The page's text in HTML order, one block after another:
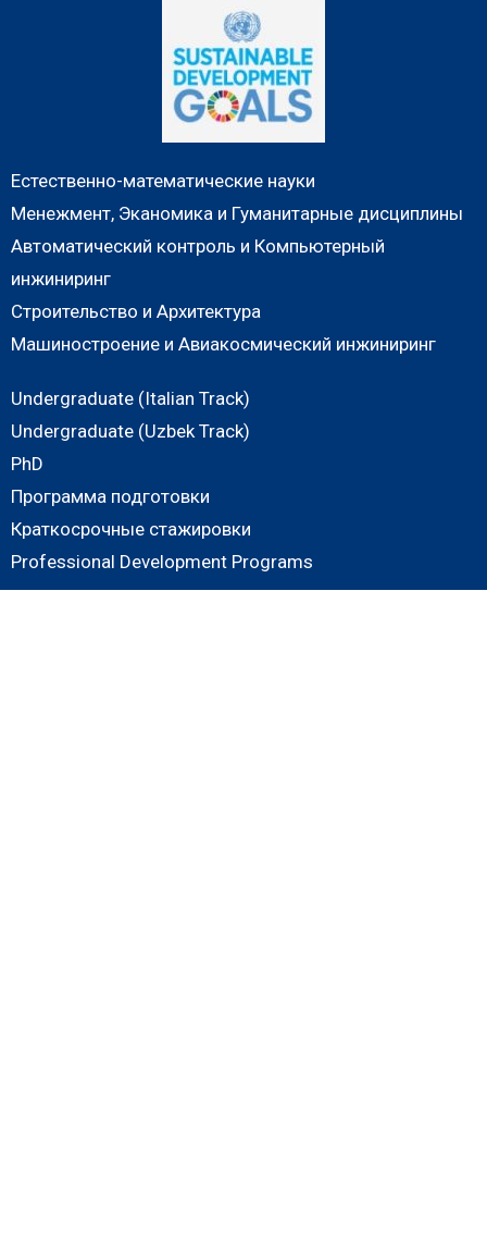
Естественно-математические науки
Менежмент, Эканомика и Гуманитарные дисциплины
Автоматический контроль и Компьютерный
инжиниринг
Строительство и Архитектура
Машиностроение и Авиакосмический инжиниринг
Undergraduate (Italian Track)
Undergraduate (Uzbek Track)
PhD
Программа подготовки
Краткосрочные стажировки
Professional Development Programs